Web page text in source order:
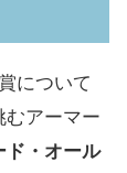
について
むアーマー
ド・オール